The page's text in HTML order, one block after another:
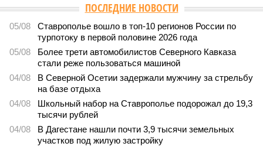
ПОСЛЕДНИЕ НОВОСТИ
05/08
Ставрополье вошло в топ-10 регионов России по
турпотоку в первой половине 2026 года
05/08
Более трети автомобилистов Северного Кавказа
стали реже пользоваться машиной
04/08
В Северной Осетии задержали мужчину за стрельбу
на базе отдыха
04/08
Школьный набор на Ставрополье подорожал до 19,3
тысячи рублей
04/08
В Дагестане нашли почти 3,9 тысячи земельных
участков под жилую застройку